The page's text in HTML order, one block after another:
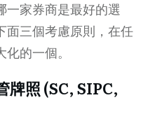
一家券商是最好的選
面三個考慮原則，在任
的一個。
牌照 (SC, SIPC,